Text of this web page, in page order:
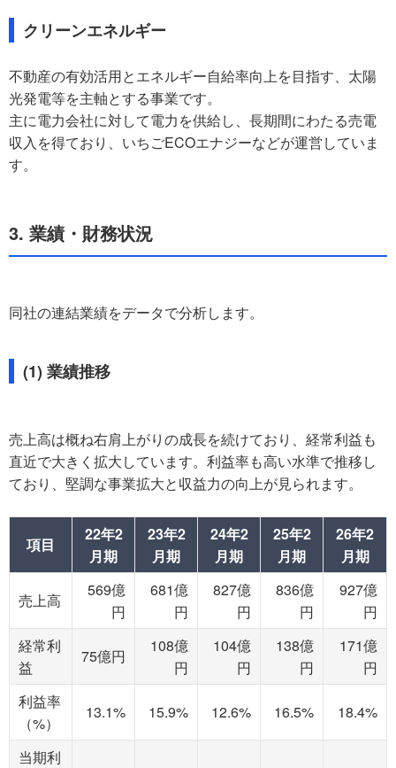
クリーンエネルギー
不動産の有効活用とエネルギー自給率向上を目指す、太陽
光発電等を主軸とする事業です。
主に電力会社に対して電力を供給し、長期間にわたる売電
収入を得ており、いちごECOエナジーなどが運営していま
す。
3. 業績・財務状況
同社の連結業績をデータで分析します。
(1) 業績推移
売上高は概ね右肩上がりの成長を続けており、経常利益も
直近で大きく拡大しています。利益率も高い水準で推移し
ており、堅調な事業拡大と収益力の向上が見られます。
項目
22年2
月期
23年2
月期
24年2
月期
25年2
月期
26年2
月期
売上高
569億
円
681億
円
827億
円
836億
円
927億
円
経常利
益
75億円
108億
円
104億
円
138億
円
171億
円
利益率
（%）
13.1% 15.9% 12.6% 16.5% 18.4%
当期利